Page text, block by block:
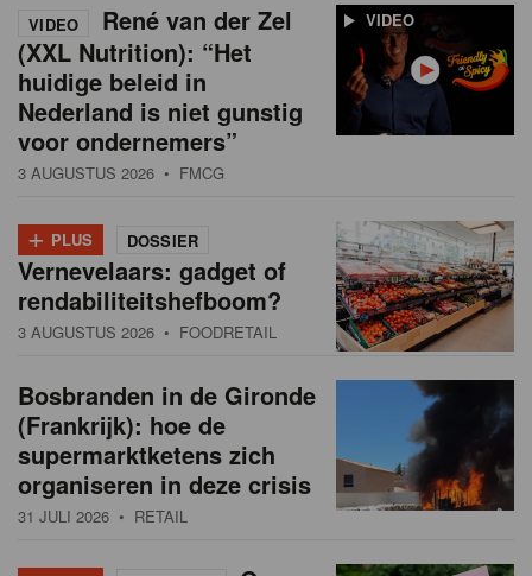
VIDEO
VIDEO
René van der Zel
(XXL Nutrition): “Het
huidige beleid in
Nederland is niet gunstig
voor ondernemers”
3 AUGUSTUS 2026 • FMCG
+ PLUS DOSSIER
Vernevelaars: gadget of
rendabiliteitshefboom?
3 AUGUSTUS 2026 • FOODRETAIL
Bosbranden in de Gironde
(Frankrijk): hoe de
supermarktketens zich
organiseren in deze crisis
31 JULI 2026 • RETAIL